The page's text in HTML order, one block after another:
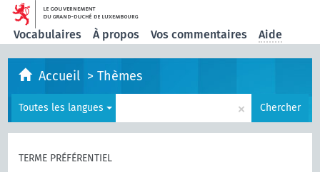
Vocabulaires À propos Vos commentaires Aide
Accueil >Thèmes
Toutes les langues × Chercher
TERME PRÉFÉRENTIEL